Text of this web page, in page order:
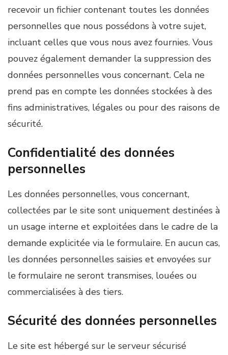
recevoir un fichier contenant toutes les données
personnelles que nous possédons à votre sujet,
incluant celles que vous nous avez fournies. Vous
pouvez également demander la suppression des
données personnelles vous concernant. Cela ne
prend pas en compte les données stockées à des
fins administratives, légales ou pour des raisons de
sécurité.
Confidentialité des données
personnelles
Les données personnelles, vous concernant,
collectées par le site sont uniquement destinées à
un usage interne et exploitées dans le cadre de la
demande explicitée via le formulaire. En aucun cas,
les données personnelles saisies et envoyées sur
le formulaire ne seront transmises, louées ou
commercialisées à des tiers.
Sécurité des données personnelles
Le site est hébergé sur le serveur sécurisé